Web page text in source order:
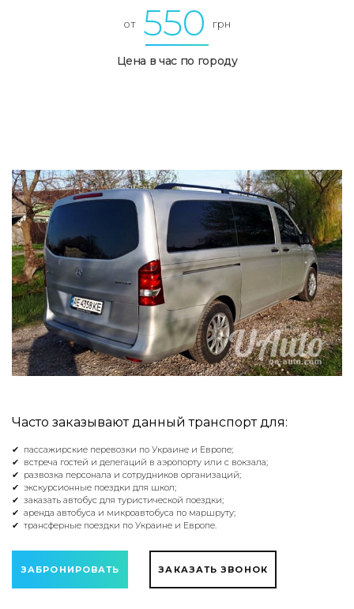
от 550 грн
Цена в час по городу
Часто заказывают данный транспорт для:
✔ пассажирские перевозки по Украине и Европе;
✔ встреча гостей и делегаций в аэропорту или с вокзала;
✔ развозка персонала и сотрудников организаций;
✔ экскурсионные поездки для школ;
✔ заказать автобус для туристической поездки;
✔ аренда автобуса и микроавтобуса по маршруту;
✔ трансферные поездки по Украине и Европе.
ЗАБРОНИРОВАТЬ ЗАКАЗАТЬ ЗВОНОК